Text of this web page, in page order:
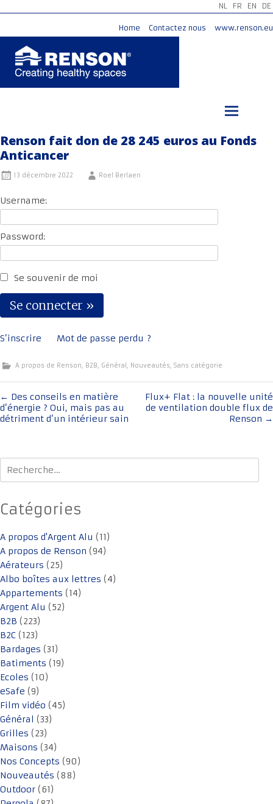
NL FR EN DE
Home Contactez nous www.renson.eu
Renson fait don de 28 245 euros au Fonds
Anticancer
13 décembre 2022 Roel Berlaen
Username:
Password:
Se souvenir de moi
S’inscrire Mot de passe perdu ?
A propos de Renson, B2B, Général, Nouveautés, Sans catégorie
Navigation
de
← Des conseils en matière
d’énergie ? Oui, mais pas au
détriment d’un intérieur sain
Flux+ Flat : la nouvelle unité
de ventilation double flux de
Renson →
Rechercher :
Catégories
A propos d'Argent Alu (11)
A propos de Renson (94)
Aérateurs (25)
Albo boîtes aux lettres (4)
Appartements (14)
Argent Alu (52)
B2B (223)
B2C (123)
Bardages (31)
Batiments (19)
Ecoles (10)
eSafe (9)
Film vidéo (45)
Général (33)
Grilles (23)
Maisons (34)
Nos Concepts (90)
Nouveautés (88)
Outdoor (61)